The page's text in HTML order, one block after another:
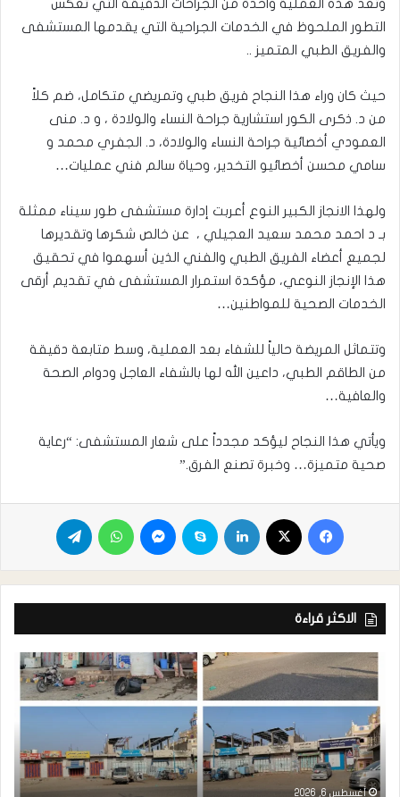
وتعد هذه العملية واحدة من الجراحات الدقيقة التي تعكس
التطور الملحوظ في الخدمات الجراحية التي يقدمها المستشفى
والفريق الطبي المتميز ..
حيث كان وراء هذا النجاح فريق طبي وتمريضي متكامل، ضم كلاً
من د. ذكرى الكور استشارية جراحة النساء والولادة ، و د. منى
العمودي أخصائية جراحة النساء والولادة، د. الجفري محمد و
سامي محسن أخصائيو التخدير، وحياة سالم فني عمليات…
ولهذا الانجاز الكبير النوع أعربت إدارة مستشفى طور سيناء ممثلة
بـ د احمد محمد سعيد العجيلي ، عن خالص شكرها وتقديرها
لجميع أعضاء الفريق الطبي والفني الذين أسهموا في تحقيق
هذا الإنجاز النوعي، مؤكدة استمرار المستشفى في تقديم أرقى
الخدمات الصحية للمواطنين…
وتتماثل المريضة حالياً للشفاء بعد العملية، وسط متابعة دقيقة
من الطاقم الطبي، داعين الله لها بالشفاء العاجل ودوام الصحة
والعافية…
ويأتي هذا النجاح ليؤكد مجدداً على شعار المستشفى: “رعاية
صحية متميزة… وخبرة تصنع الفرق.”
الاكثر قراءة
أغسطس 6, 2026